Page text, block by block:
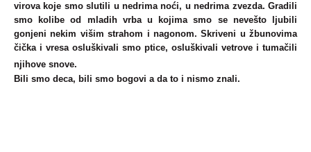
virova koje smo slutili u nedrima noći, u nedrima zvezda. Gradili
smo kolibe od mladih vrba u kojima smo se nevešto ljubili
gonjeni nekim višim strahom i nagonom. Skriveni u žbunovima
čička i vresa osluškivali smo ptice, osluškivali vetrove i tumačili
njihove snove.
Bili smo deca, bili smo bogovi a da to i nismo znali.